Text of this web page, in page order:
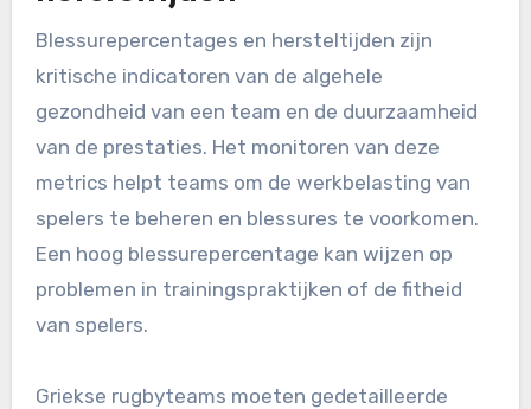
Blessurepercentages en hersteltijden zijn
kritische indicatoren van de algehele
gezondheid van een team en de duurzaamheid
van de prestaties. Het monitoren van deze
metrics helpt teams om de werkbelasting van
spelers te beheren en blessures te voorkomen.
Een hoog blessurepercentage kan wijzen op
problemen in trainingspraktijken of de fitheid
van spelers.
Griekse rugbyteams moeten gedetailleerde